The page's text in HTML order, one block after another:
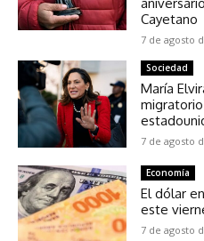
Cayetano
7 de agosto
Sociedad
María
7 de agosto
Economía
El dólar
este
7 de agosto